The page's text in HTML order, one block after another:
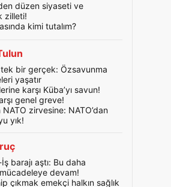
düzen siyaseti ve
zilleti!
kimi tutalım?
tek bir gerçek: Özsavunma
yaşatır
karşı Küba’yı savun!
genel greve!
NATO zirvesine: NATO’dan
yık!
barajı aştı: Bu daha
devam!
çıkmak emekçi halkın sağlık